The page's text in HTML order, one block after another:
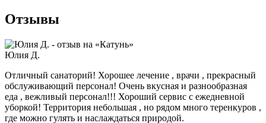
Отзывы
Юлия Д.
Отличный санаторий! Хорошее лечение , врачи , прекрасный
обслуживающий персонал! Очень вкусная и разнообразная
еда , вежливый персонал!!! Хороший сервис с ежедневной
уборкой! Территория небольшая , но рядом много теренкуров ,
где можно гулять и наслаждаться природой.